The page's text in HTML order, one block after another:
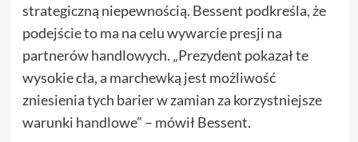
strategiczną niepewnością. Bessent podkreśla, że
podejście to ma na celu wywarcie presji na
partnerów handlowych. „Prezydent pokazał te
wysokie cła, a marchewką jest możliwość
zniesienia tych barier w zamian za korzystniejsze
warunki handlowe” – mówił Bessent.